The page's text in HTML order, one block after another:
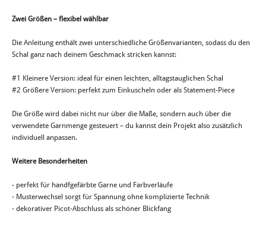
Zwei Größen – flexibel wählbar
Die Anleitung enthält zwei unterschiedliche Größenvarianten, sodass du den
Schal ganz nach deinem Geschmack stricken kannst:
#1 Kleinere Version: ideal für einen leichten, alltagstauglichen Schal
#2 Größere Version: perfekt zum Einkuscheln oder als Statement-Piece
Die Größe wird dabei nicht nur über die Maße, sondern auch über die
verwendete Garnmenge gesteuert – du kannst dein Projekt also zusätzlich
individuell anpassen.
Weitere Besonderheiten
- perfekt für handfgefärbte Garne und Farbverläufe
- Musterwechsel sorgt für Spannung ohne komplizierte Technik
- dekorativer Picot-Abschluss als schöner Blickfang